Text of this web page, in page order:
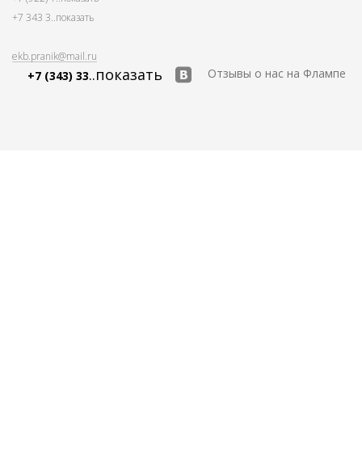
+7 343 3..показать
ekb.pranik@mail.ru
+7 (343) 33..показать Отзывы о нас на Флампе